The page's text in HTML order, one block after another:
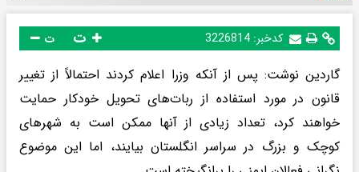
کدخبر: 3226814 ت
گاردین نوشت: پس از آنکه وزرا اعلام کردند احتمالاً از تغییر
قانون در مورد استفاده از ربات‌های تحویل خودکار حمایت
خواهند کرد، تعداد زیادی از آنها ممکن است به شهرهای
کوچک و بزرگ در سراسر انگلستان بیایند، اما این موضوع